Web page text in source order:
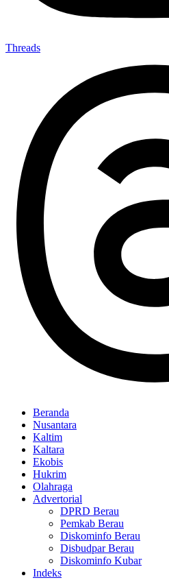
Threads
Beranda
Nusantara
Kaltim
Kaltara
Ekobis
Hukrim
Olahraga
Advertorial
DPRD Berau
Pemkab Berau
Diskominfo Berau
Disbudpar Berau
Diskominfo Kubar
Indeks